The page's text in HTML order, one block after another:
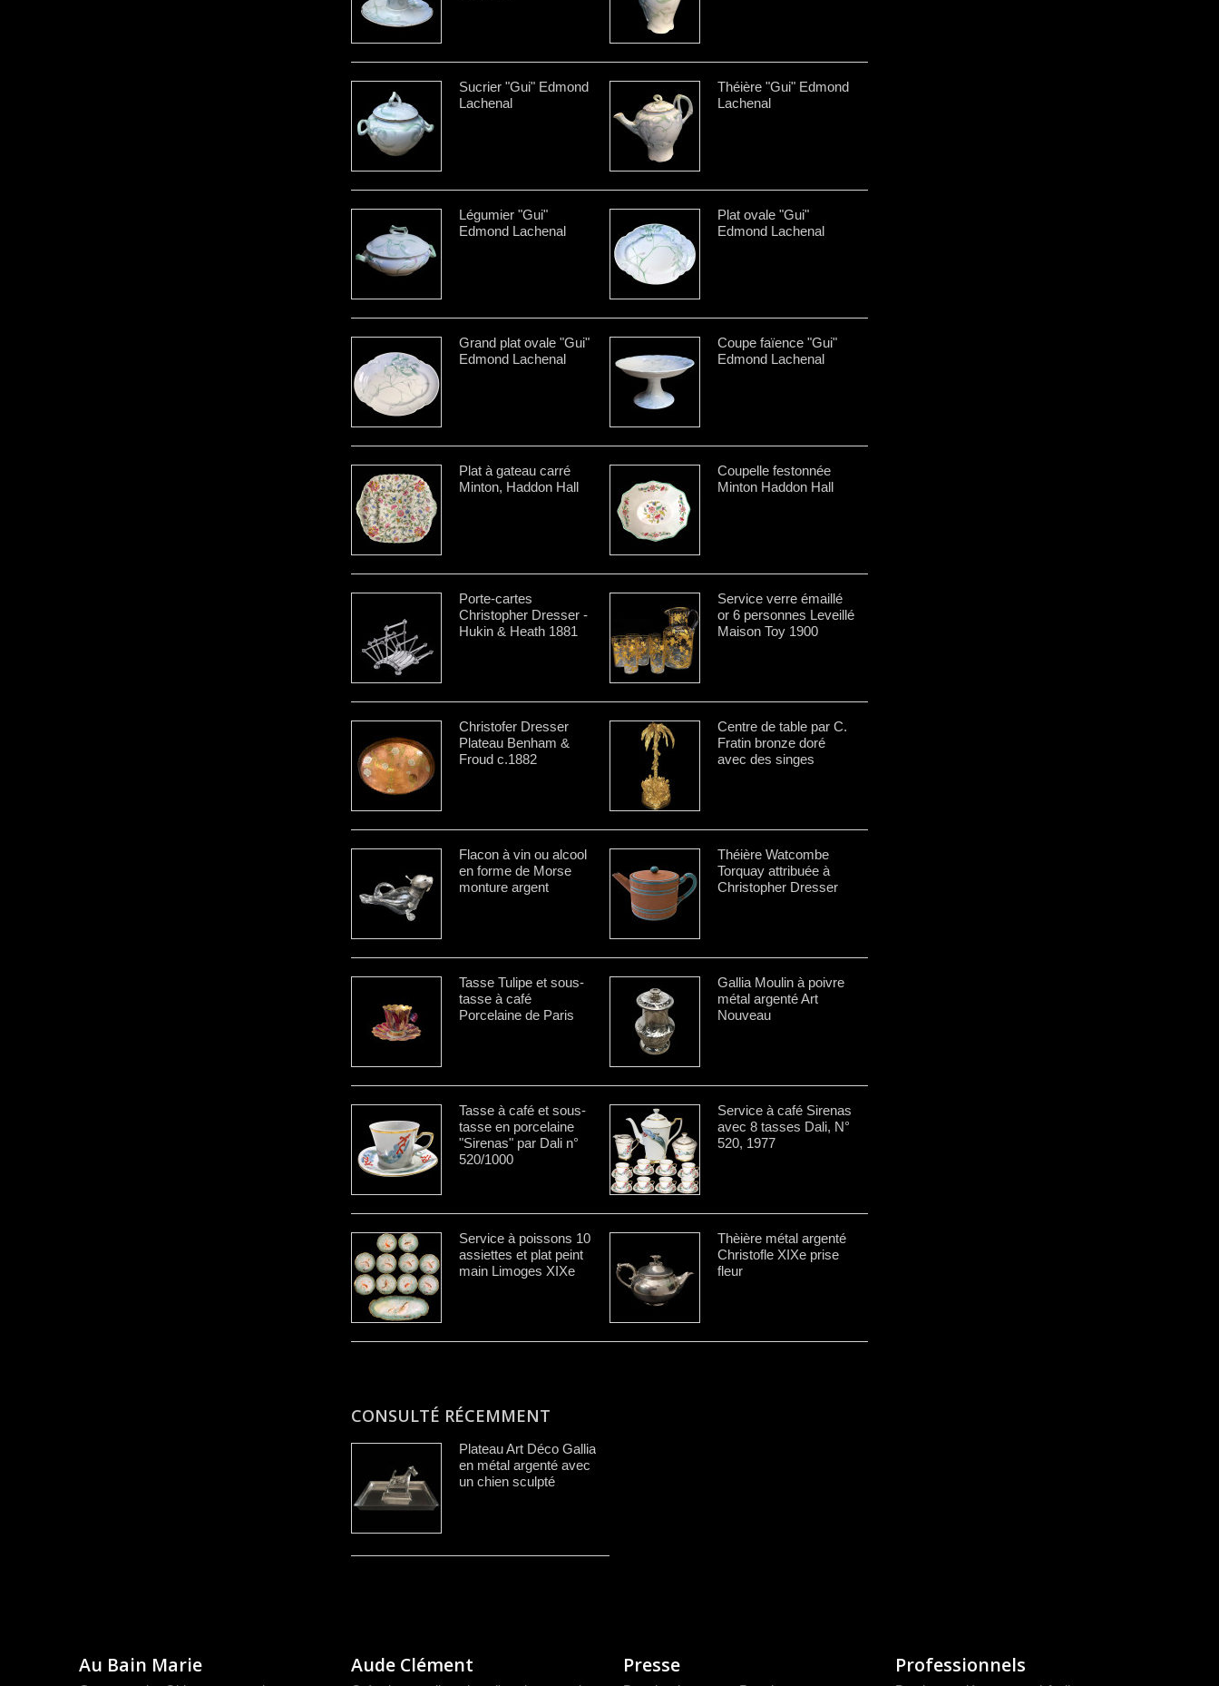
Sucrier "Gui" Edmond
Lachenal
Théière "Gui" Edmond
Lachenal
Légumier "Gui"
Edmond Lachenal
Plat ovale "Gui"
Edmond Lachenal
Grand plat ovale "Gui"
Edmond Lachenal
Coupe faïence "Gui"
Edmond Lachenal
Plat à gateau carré
Minton, Haddon Hall
Coupelle festonnée
Minton Haddon Hall
Porte-cartes
Christopher Dresser -
Hukin & Heath 1881
Service verre émaillé
or 6 personnes Leveillé
Maison Toy 1900
Christofer Dresser
Plateau Benham &
Froud c.1882
Centre de table par C.
Fratin bronze doré
avec des singes
Flacon à vin ou alcool
en forme de Morse
monture argent
Théière Watcombe
Torquay attribuée à
Christopher Dresser
Tasse Tulipe et sous-
tasse à café
Porcelaine de Paris
Gallia Moulin à poivre
métal argenté Art
Nouveau
Tasse à café et sous-
tasse en porcelaine
"Sirenas" par Dali n°
520/1000
Service à café Sirenas
avec 8 tasses Dali, N°
520, 1977
Service à poissons 10
assiettes et plat peint
main Limoges XIXe
Thèière métal argenté
Christofle XIXe prise
fleur
CONSULTÉ RÉCEMMENT
Plateau Art Déco Gallia
en métal argenté avec
un chien sculpté
Au Bain Marie Aude Clément Presse Professionnels